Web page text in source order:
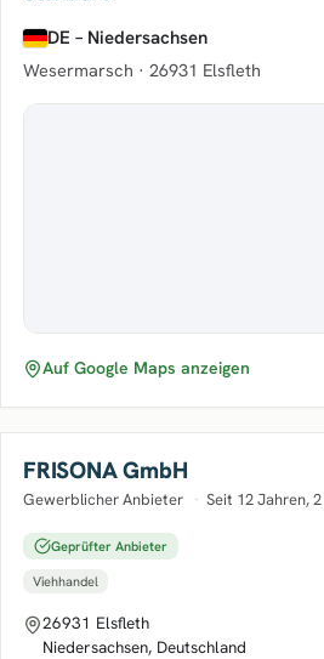
DE – Niedersachsen
Wesermarsch · 26931 Elsfleth
Auf Google Maps anzeigen
FRISONA GmbH
Gewerblicher Anbieter · Seit 12 Jahren,
Geprüfter Anbieter
Viehhandel
26931 Elsfleth
Niedersachsen, Deutschland